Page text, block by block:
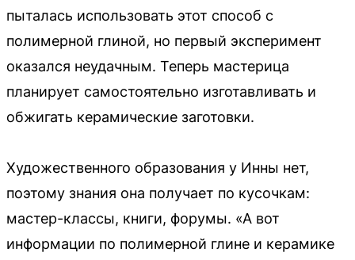
пыталась использовать этот способ с
полимерной глиной, но первый эксперимент
оказался неудачным. Теперь мастерица
планирует самостоятельно изготавливать и
обжигать керамические заготовки.
Художественного образования у Инны нет,
поэтому знания она получает по кусочкам:
мастер-классы, книги, форумы. «А вот
информации по полимерной глине и керамике